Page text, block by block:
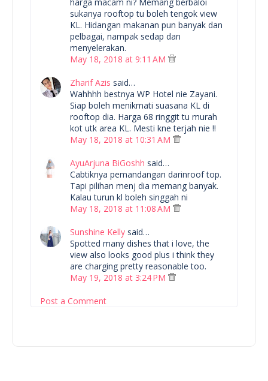
sukanya rooftop tu boleh tengok view
KL. Hidangan makanan pun banyak dan
pelbagai, nampak sedap dan
menyelerakan.
May 18, 2018 at 9:11 AM
Zharif Azis said…
Wahhhh bestnya WP Hotel nie Zayani.
Siap boleh menikmati suasana KL di
rooftop dia. Harga 68 ringgit tu murah
kot utk area KL. Mesti kne terjah nie !!
May 18, 2018 at 10:31 AM
AyuArjuna BiGoshh said…
Cabtiknya pemandangan darinroof top.
Tapi pilihan menj dia memang banyak.
Kalau turun kl boleh singgah ni
May 18, 2018 at 11:08 AM
Sunshine Kelly said…
Spotted many dishes that i love, the
view also looks good plus i think they
are charging pretty reasonable too.
May 19, 2018 at 3:24 PM
Post a Comment